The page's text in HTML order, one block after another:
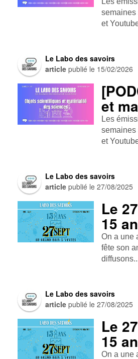
semaines
et
Le Labo des savoirs
article publié le 15/02/2026
et
Les
semaines
et
Le Labo des savoirs
article publié le27/08/2025
Le
15
On a une
fête son
Le Labo des savoirs
article publié le27/08/2025
Le
15
On a une